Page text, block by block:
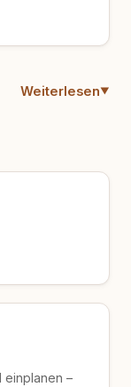
Weiterlesen
einplanen –